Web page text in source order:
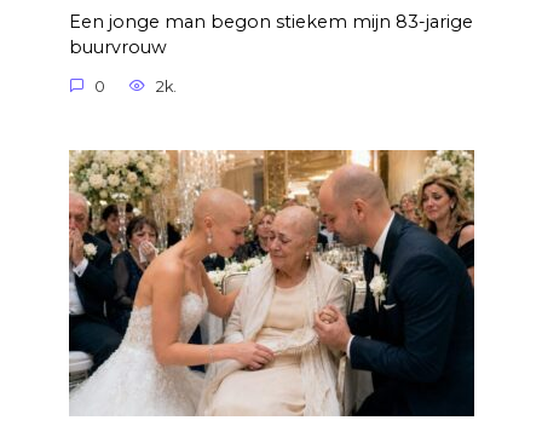
Een jonge man begon stiekem mijn 83-jarige
buurvrouw
0 2k.